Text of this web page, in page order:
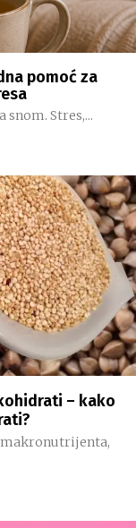
pomoć za
snom. Stres,...
– kako